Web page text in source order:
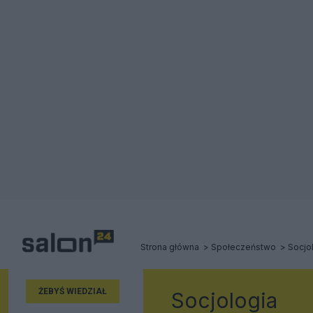
Strona główna Społeczeństwo
ŻEBYŚ WIEDZIAŁ Socjologia